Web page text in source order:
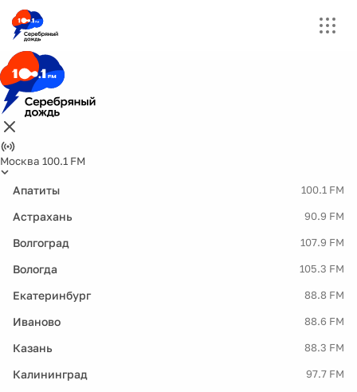
Москва 100.1 FM
Апатиты 100.1 FM
Астрахань 90.9 FM
Волгоград 107.9 FM
Вологда 105.3 FM
Екатеринбург 88.8 FM
Иваново 88.6 FM
Казань 88.3 FM
Калининград 97.7 FM